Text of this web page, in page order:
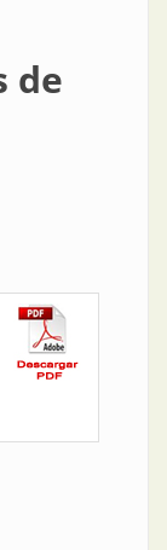
de